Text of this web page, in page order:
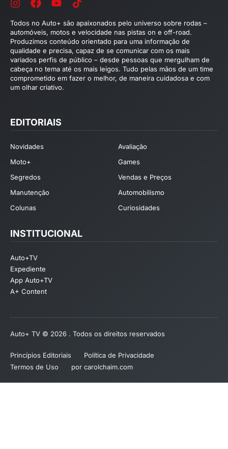
Todos no Auto+ são apaixonados pelo universo sobre rodas –
automóveis, motos e velocidade nas pistas on e off-road.
Produzimos conteúdo orientado para uma informação de
qualidade e precisa, capaz de se comunicar com os mais
variados perfis de público – desde pessoas que mergulham de
cabeça no tema até os mais leigos. Tudo pelas mãos de um time
comprometido em fazer o melhor, de maneira cuidadosa e com
um olhar criativo.
EDITORIAIS
Novidades
Avaliação
Moto+
Games
Segredos
Vendas e Preços
Manutenção
Automobilismo
Colunas
Curiosidades
INSTITUCIONAL
Auto+TV
Expediente
App Auto+TV
A+ Content
Auto+ TV © 2026 . Todos os direitos reservados
Princípios Editoriais
Política de Privacidade
Termos de Uso
por carolchaim.com